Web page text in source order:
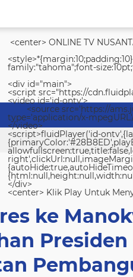
<center> ONLINE TV
family:"tahoma";font-
<div id="main">
<script src="https://
<video id='id-ontv'>
<source src='https://
type='application/x-
</video>
<script>fluidPlayer('id-
</div>
<center> Klik Play Untuk
ke